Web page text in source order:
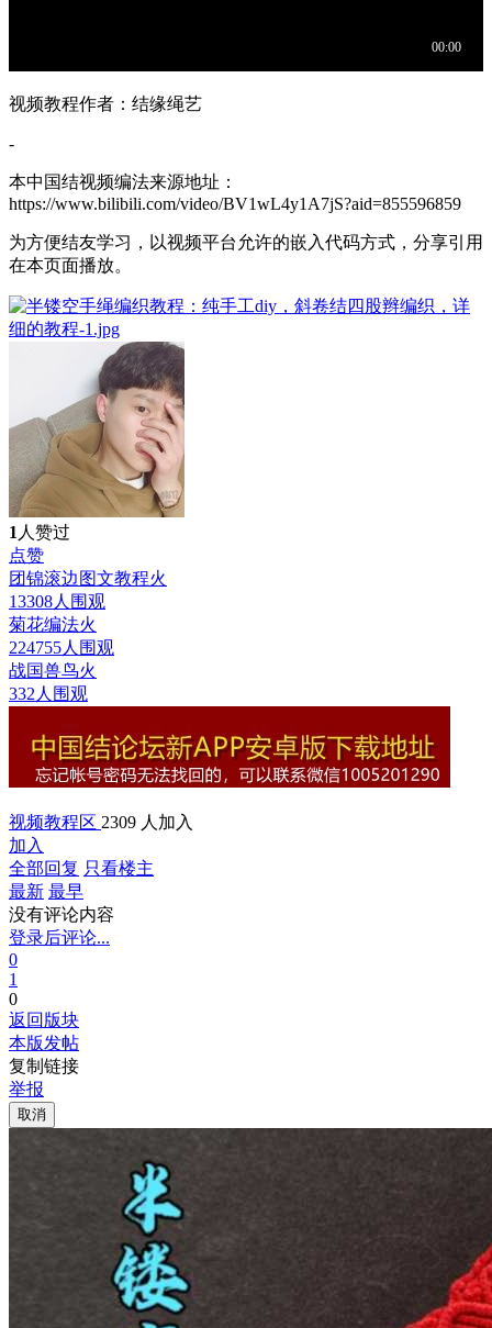
视频教程作者：结缘绳艺
-
本中国结视频编法来源地址：
https://www.bilibili.com/video/BV1wL4y1A7jS?aid=855596859
为方便结友学习，以视频平台允许的嵌入代码方式，分享引用
在本页面播放。
1 人赞过
点赞
团锦滚边图文教程火
13308人围观
菊花编法火
224755人围观
战国兽鸟火
332人围观
视频教程区 2309 人加入
加入
全部回复 只看楼主
最新 最早
没有评论内容
登录后评论...
0
1
0
返回版块
本版发帖
复制链接
举报
取消